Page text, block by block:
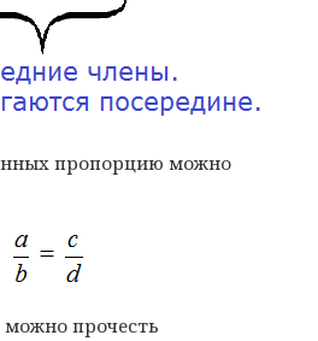
пропорцию можно
прочесть